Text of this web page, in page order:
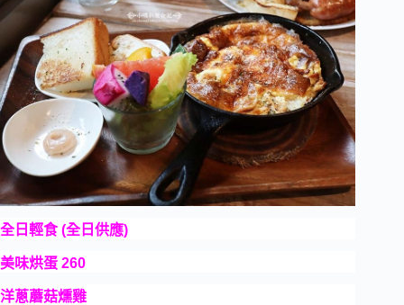
全日輕食 (全日供應)
美味烘蛋 260
洋蔥蘑菇燻雞